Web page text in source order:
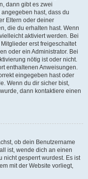
dann gibt es zwei
hast, dass du
Eltern oder deiner
die du erhalten hast. Wenn
aktiviert werden. Bei
erst freigeschaltet
oder ein Administrator. Bei
nötig ist oder nicht.
enthaltenen Anweisungen.
eingegeben hast oder
Wenn du dir sicher bist,
dann kontaktiere einen
ob dein Benutzername
ist, wende dich an einen
nicht gesperrt wurdest. Es ist
mit der Website vorliegt,